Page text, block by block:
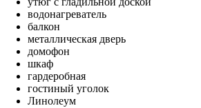
водонагреватель
балкон
металлическая дверь
домофон
шкаф
гардеробная
гостиный уголок
Линолеум